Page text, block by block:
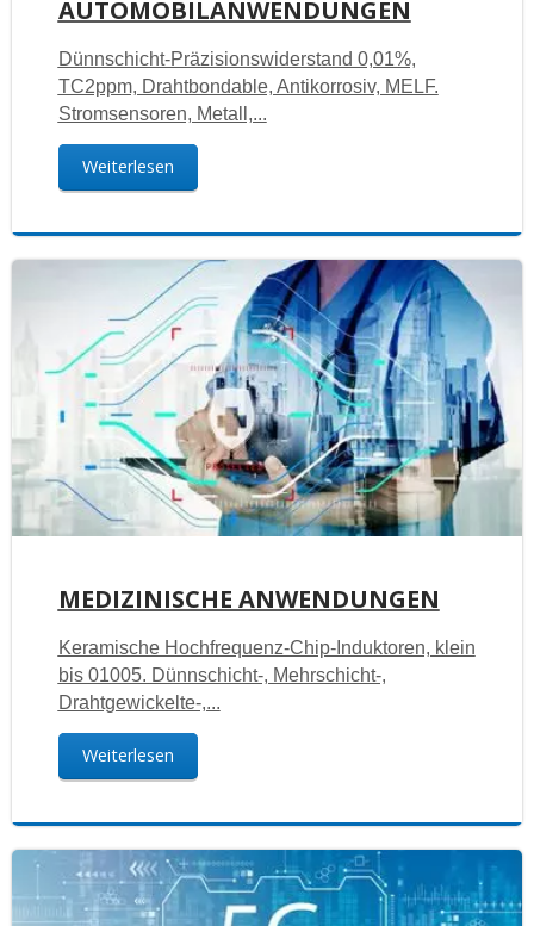
AUTOMOBILANWENDUNGEN
Dünnschicht-Präzisionswiderstand 0,01%,
TC2ppm, Drahtbondable, Antikorrosiv, MELF.
Stromsensoren, Metall,...
Weiterlesen
MEDIZINISCHE ANWENDUNGEN
Keramische Hochfrequenz-Chip-Induktoren, klein
bis 01005. Dünnschicht-, Mehrschicht-,
Drahtgewickelte-,...
Weiterlesen